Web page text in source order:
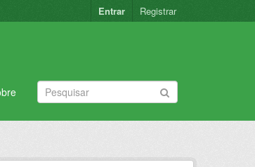
Entrar Registrar